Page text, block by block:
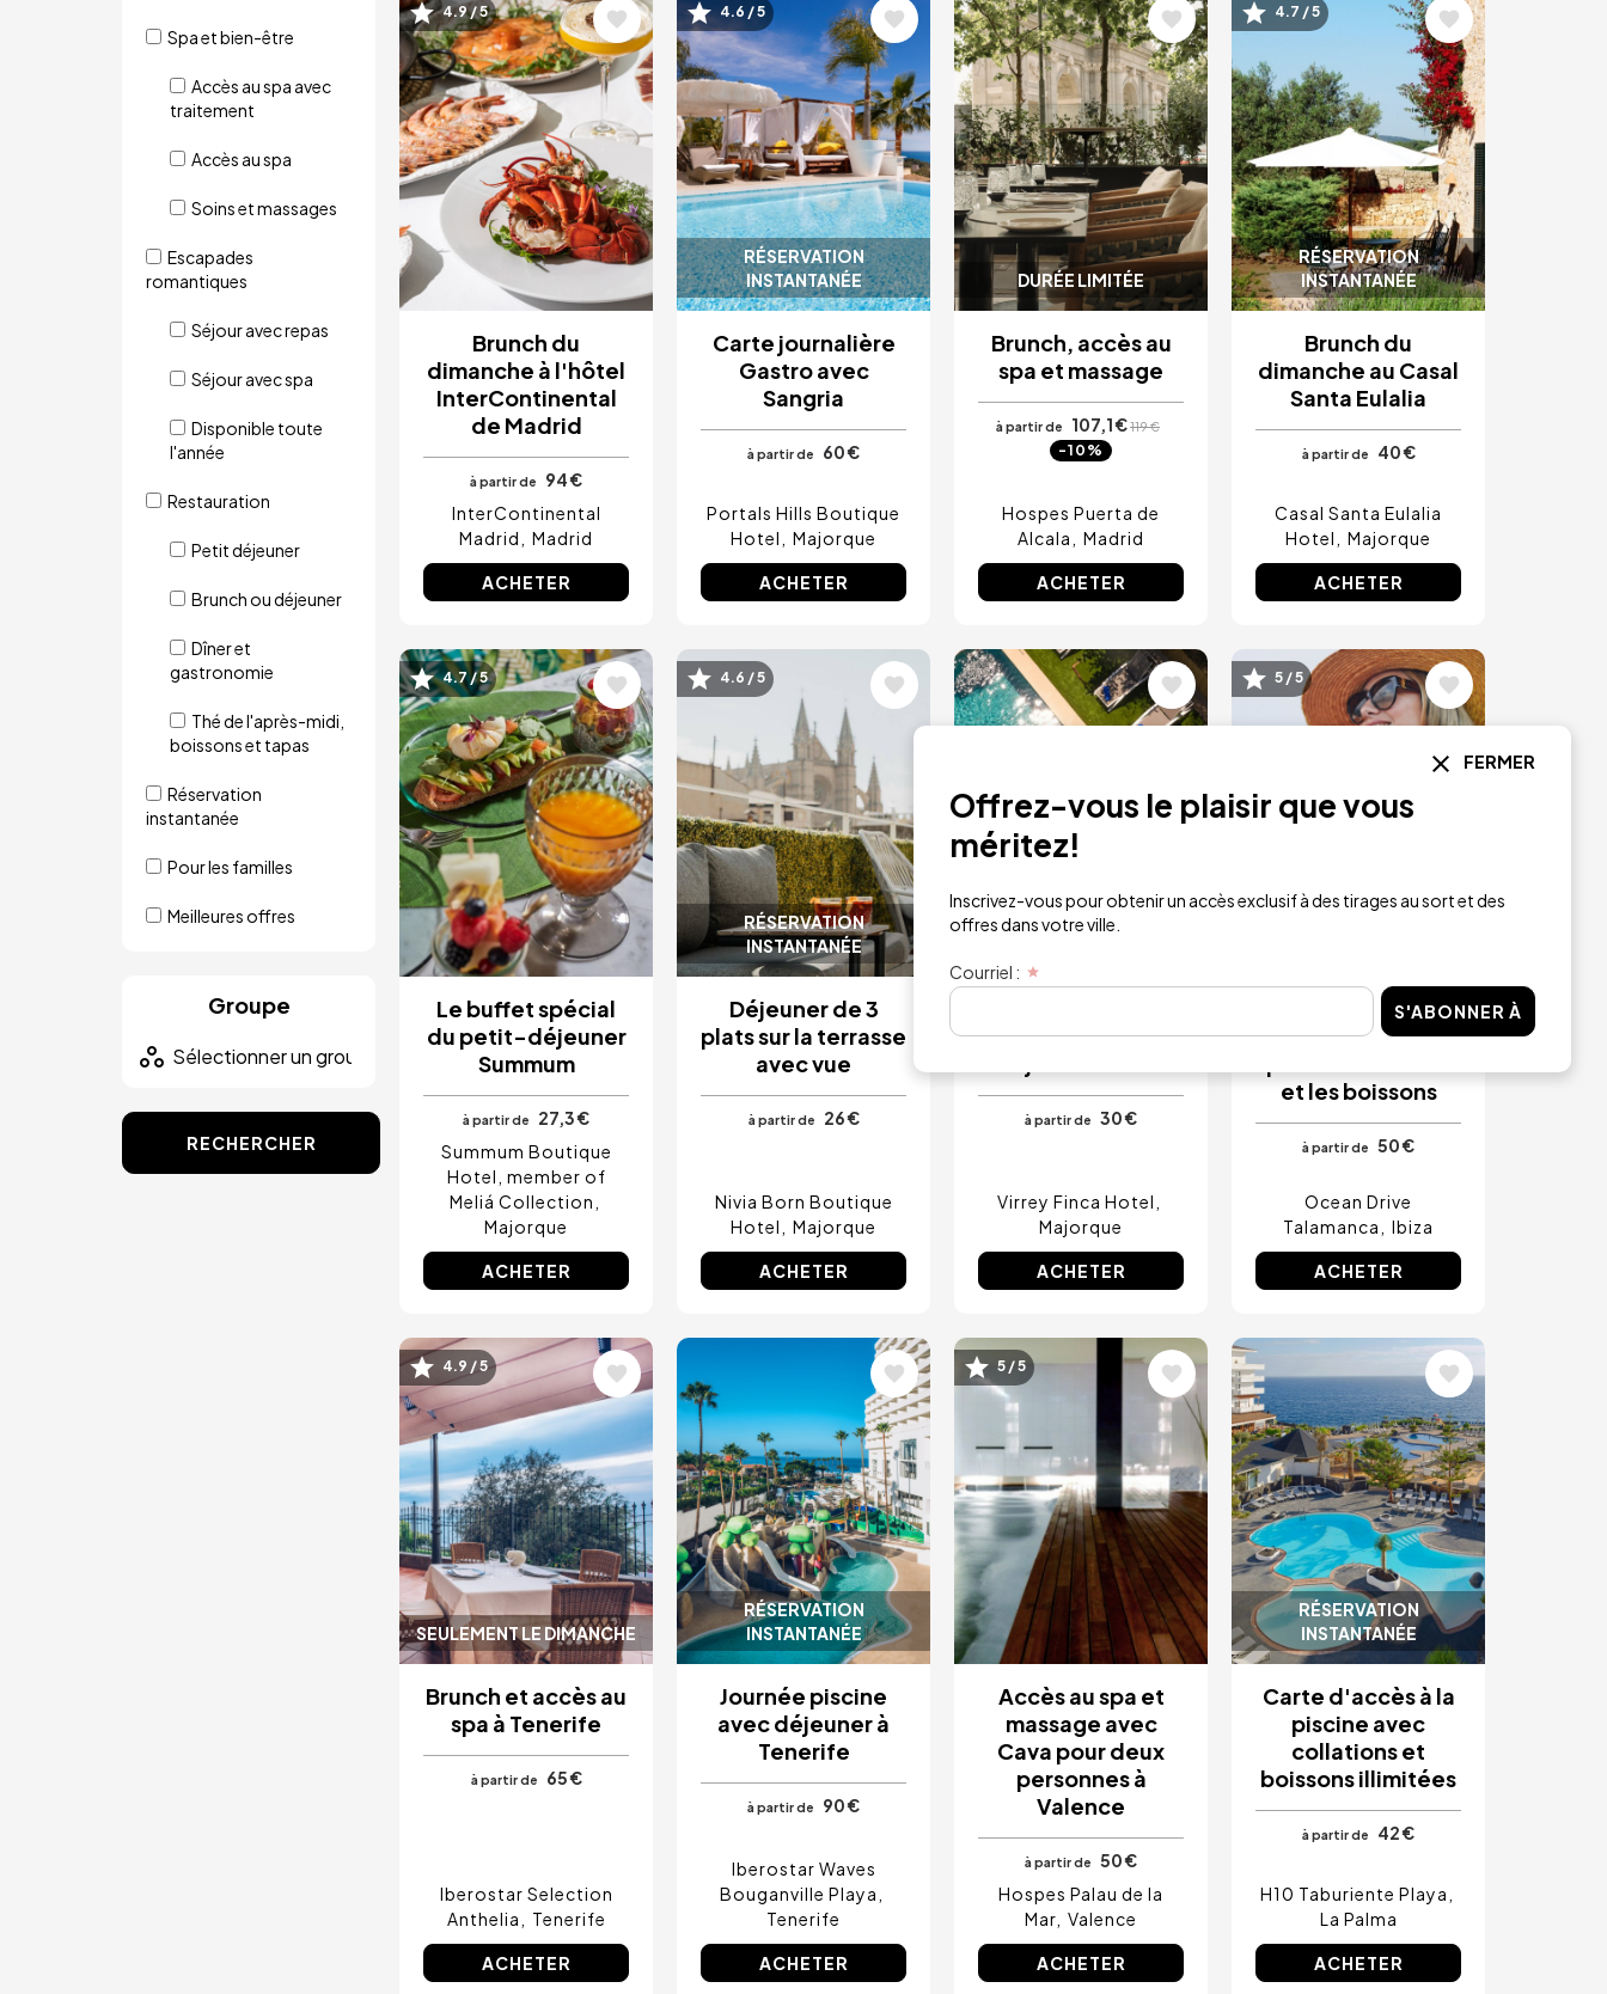
Spa et bien-être
Accès au spa avec
traitement
Accès au spa
Soins et massages
Escapades
romantiques
Séjour avec repas
Séjour avec spa
Disponible toute
l'année
Restauration
Petit déjeuner
Brunch ou déjeuner
Dîner et
gastronomie
Thé de l'après-midi,
boissons et tapas
Réservation
instantanée
Pour les familles
Meilleures offres
Groupe
RECHERCHER
Image
4.9 / 5
Brunch du
dimanche à l'hôtel
InterContinental
de Madrid
à partir de
94 €
InterContinental
Madrid
Madrid
ACHETER
RÉSERVATION
INSTANTANÉE
Image
4.6 / 5
Carte journalière
Gastro avec
Sangria
à partir de 60 €
Portals Hills Boutique
Hotel
Majorque
ACHETER
DURÉE LIMITÉE
Image
Brunch, accès au
spa et massage
à partir de 107,1 €119 €
-10%
Hospes Puerta de
Alcala
Madrid
ACHETER
RÉSERVATION
INSTANTANÉE
Image
4.7 / 5
Brunch du
dimanche au Casal
Santa Eulalia
à partir de 40 €
Casal Santa Eulalia
Hotel
Majorque
ACHETER
Image
4.7 / 5
Le buffet spécial
du petit-déjeuner
Summum
à partir de
27,3 €
Summum Boutique
Hotel, member of
Meliá Collection
Majorque
ACHETER
RÉSERVATION
INSTANTANÉE
Image
4.6 / 5
Déjeuner de 3
plats sur la terrasse
avec vue
à partir de 26 €
Nivia Born Boutique
Hotel
Majorque
ACHETER
Image
avec petit-
à partir de 30 €
Virrey Finca Hotel
Majorque
ACHETER
Image
5 / 5
Carte journalière
avec 50€ de crédit
et les boissons
à partir de 50 €
Ocean Drive
Talamanca
Ibiza
ACHETER
SEULEMENT LE DIMANCHE
Image
4.9 / 5
Brunch et accès au
spa à Tenerife
à partir de 65 €
Iberostar Selection
Anthelia
Tenerife
ACHETER
RÉSERVATION
INSTANTANÉE
Image
Journée piscine
avec déjeuner à
Tenerife
à partir de 90 €
Iberostar Waves
Bouganville Playa
Tenerife
ACHETER
Image
5 / 5
Accès au spa et
massage avec
Cava pour deux
personnes à
Valence
à partir de
50 €
Hospes Palau de la
Mar Valence
ACHETER
RÉSERVATION
INSTANTANÉE
Image
Carte d'accès à la
piscine avec
collations et
boissons illimitées
à partir de 42 €
H10 Taburiente Playa
La Palma
ACHETER
FERMER
Offrez-vous le plaisir que vous
méritez!
Inscrivez-vous pour obtenir un accès exclusif à des tirages au sort et des
offres dans votre ville.
Courriel :
S'ABONNER À